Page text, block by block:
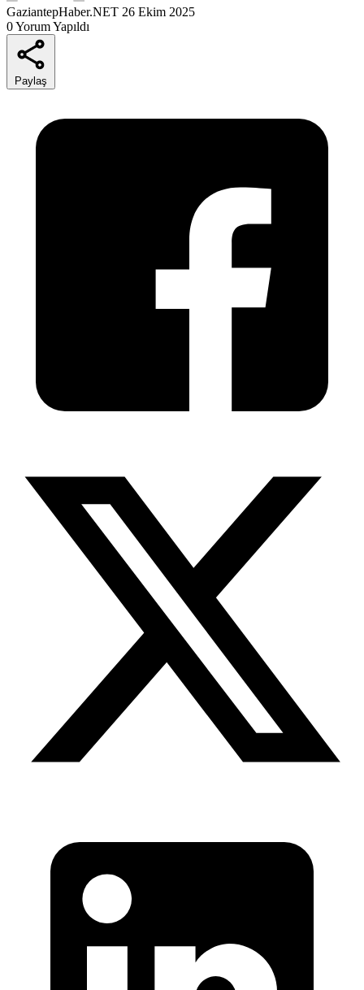
GaziantepHaber.NET 26 Ekim 2025
0 Yorum Yapıldı
Paylaş